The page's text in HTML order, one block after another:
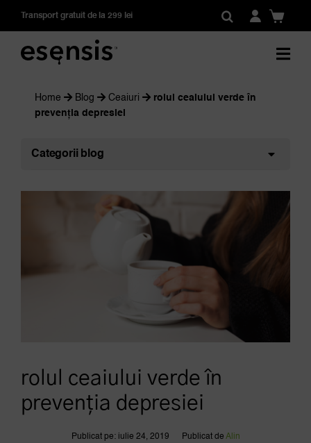
Transport gratuit de la 299 lei
Home Blog Ceaiuri
rolul ceaiului verde în
prevenția depresiei
Categorii blog
rolul ceaiului verde în
prevenția depresiei
Publicat pe: iulie 24, 2019 Publicat de Alin